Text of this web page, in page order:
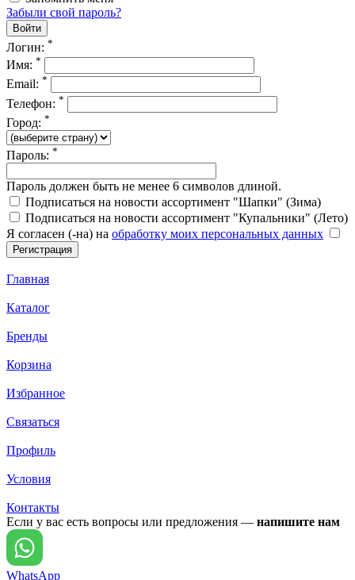
Забыли свой пароль?
Логин: *
Имя: *
Email: *
Телефон: *
Город: *
Пароль: *
Пароль должен быть не менее 6 символов длиной.
Подписаться на новости ассортимент "Шапки" (Зима)
Подписаться на новости ассортимент "Купальники" (Лето)
Я согласен (-на) на обработку моих персональных данных
Главная
Каталог
Бренды
Корзина
Избранное
Связаться
Профиль
Условия
Контакты
Если у вас есть вопросы или предложения — напишите нам
WhatsApp